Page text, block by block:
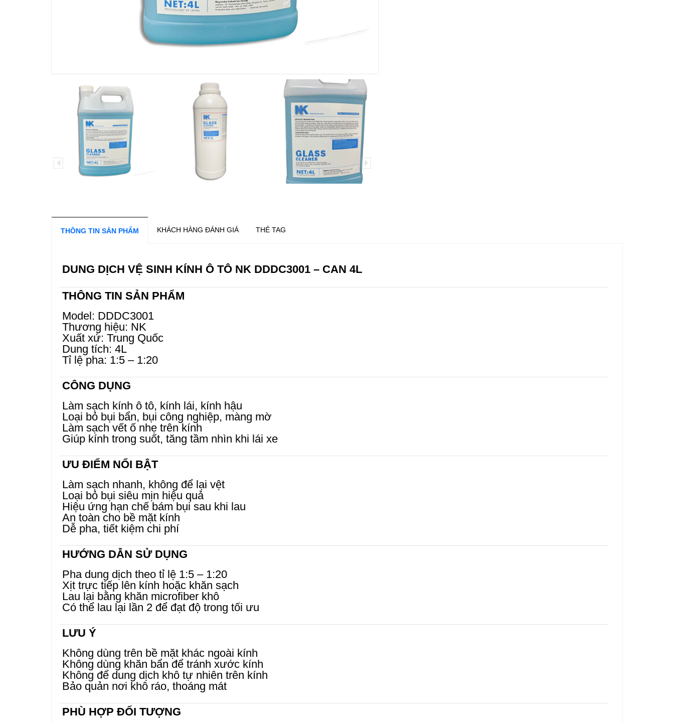
THÔNG TIN SẢN PHẨM KHÁCH HÀNG ĐÁNH GIÁ THẺ TAG
DUNG DỊCH VỆ SINH KÍNH Ô TÔ NK DDDC3001 – CAN 4L
THÔNG TIN SẢN PHẨM
Model: DDDC3001
Thương hiệu: NK
Xuất xứ: Trung Quốc
Dung tích: 4L
Tỉ lệ pha: 1:5 – 1:20
CÔNG DỤNG
Làm sạch kính ô tô, kính lái, kính hậu
Loại bỏ bụi bẩn, bụi công nghiệp, màng mờ
Làm sạch vết ố nhẹ trên kính
Giúp kính trong suốt, tăng tầm nhìn khi lái xe
ƯU ĐIỂM NỔI BẬT
Làm sạch nhanh, không để lại vệt
Loại bỏ bụi siêu mịn hiệu quả
Hiệu ứng hạn chế bám bụi sau khi lau
An toàn cho bề mặt kính
Dễ pha, tiết kiệm chi phí
HƯỚNG DẪN SỬ DỤNG
Pha dung dịch theo tỉ lệ 1:5 – 1:20
Xịt trực tiếp lên kính hoặc khăn sạch
Lau lại bằng khăn microfiber khô
Có thể lau lại lần 2 để đạt độ trong tối ưu
LƯU Ý
Không dùng trên bề mặt khác ngoài kính
Không dùng khăn bẩn để tránh xước kính
Không để dung dịch khô tự nhiên trên kính
Bảo quản nơi khô ráo, thoáng mát
PHÙ HỢP ĐỐI TƯỢNG